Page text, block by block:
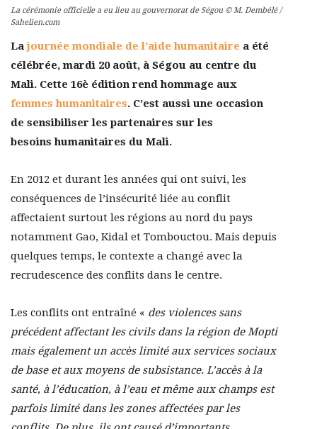
La cérémonie officielle a eu lieu au gouvernorat de Ségou © M. Dembélé /
Sahelien.com
Lajournée mondiale de l’aide humanitaire a été
célébrée, mardi 20 août, à Ségou au centre du
Mali. Cette 16è éditionrend hommage aux
femmes humanitaires. C’est aussi une occasion
de sensibiliser les partenaires sur les
besoins humanitaires du Mali.
En 2012 et durant les années qui ont suivi, les
conséquences de l’insécurité liée au conflit
affectaient surtout les régions au nord du pays
notamment Gao, Kidal et Tombouctou. Mais depuis
quelques temps, le contexte a changé avec la
recrudescence des conflits dans le centre.
Les conflits ont entraîné « des violences sans
précédent affectant les civils dans la région de Mopti
mais également un accès limité aux services sociaux
de base et aux moyens de subsistance. L’accès à la
santé, à l’éducation, à l’eau et même aux champs est
parfois limité dans les zones affectées par les